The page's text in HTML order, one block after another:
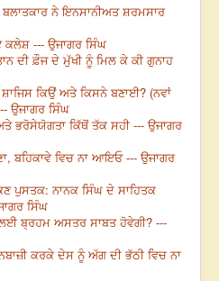
ਨੇ ਇਨਸਾਨੀਅਤ ਸ਼ਰਮਸਾਰ
ਕਲੇਸ਼ --- ਉਜਾਗਰ ਸਿੰਘ
ਦੀ ਫ਼ੌਜ ਦੇ ਮੁੱਖੀ ਨੂੰ ਮਿਲ ਕੇ ਕੀ ਗੁਨਾਹ
ਕਿਉਂ ਅਤੇ ਕਿਸਨੇ ਬਣਾਈ? (ਨਵਾਂ
ਉਜਾਗਰ ਸਿੰਘ
ਭਰੋਸੇਯੋਗਤਾ ਕਿੱਥੋਂ ਤੱਕ ਸਹੀ --- ਉਜਾਗਰ
ਬਹਿਕਾਵੇ ਵਿਚ ਨਾ ਆਇਓ --- ਉਜਾਗਰ
ਪੁਸਤਕ: ਨਾਨਕ ਸਿੰਘ ਦੇ ਸਾਹਿਤਕ
ਸਿੰਘ
ਲਈ ਬ੍ਰਹਮ ਅਸਤਰ ਸਾਬਤ ਹੋਵੇਗੀ? ---
ਕਰਕੇ ਦੇਸ ਨੂੰ ਅੱਗ ਦੀ ਭੱਠੀ ਵਿਚ ਨਾ